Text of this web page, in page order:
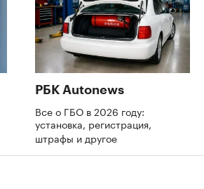
РБК Autonews
Все о ГБО в 2026 году:
установка, регистрация,
штрафы и другое